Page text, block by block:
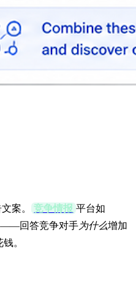
案。 竞争情报 平台如
——回答竞争对手为什么增加
钱。